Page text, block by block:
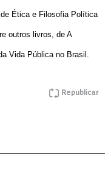
Ética e Filosofia Política
outros livros, de A
Vida Pública no Brasil.
Republicar